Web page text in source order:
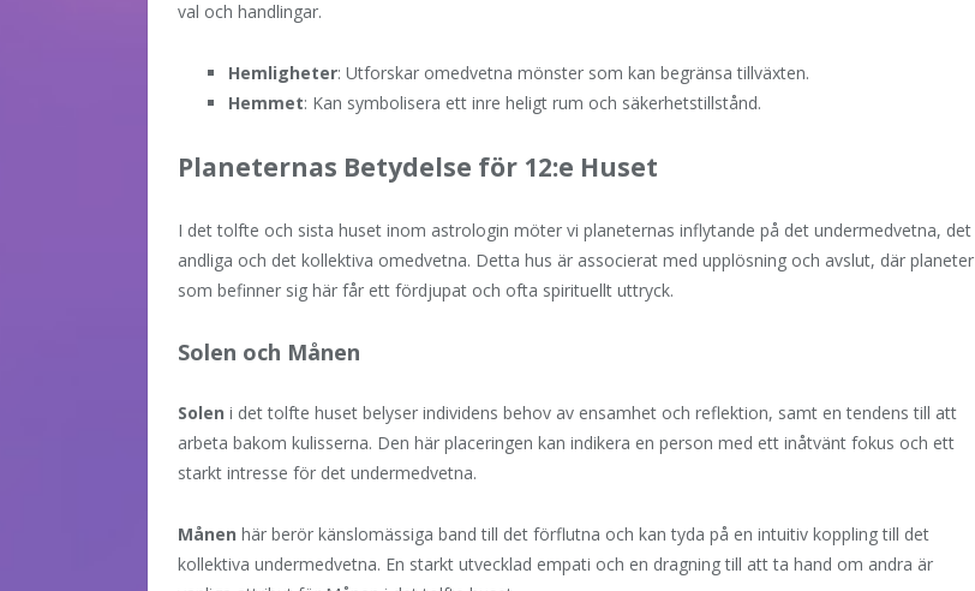
val och handlingar.
Hemligheter: Utforskar omedvetna mönster som kan begränsa tillväxten.
Hemmet: Kan symbolisera ett inre heligt rum och säkerhetstillstånd.
Planeternas Betydelse för 12:e Huset
I det tolfte och sista huset inom astrologin möter vi planeternas inflytande på det undermedvetna, det
andliga och det kollektiva omedvetna. Detta hus är associerat med upplösning och avslut, där planeter
som befinner sig här får ett fördjupat och ofta spirituellt uttryck.
Solen och Månen
Solen i det tolfte huset belyser individens behov av ensamhet och reflektion, samt en tendens till att
arbeta bakom kulisserna. Den här placeringen kan indikera en person med ett inåtvänt fokus och ett
starkt intresse för det undermedvetna.
Månen här berör känslomässiga band till det förflutna och kan tyda på en intuitiv koppling till det
kollektiva undermedvetna. En starkt utvecklad empati och en dragning till att ta hand om andra är